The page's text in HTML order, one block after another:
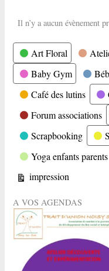
Il n’y a aucun évènement
Catégories
Art Floral
Baby Gym
Café des lutins
Forum associations
Scrapbooking
Yoga enfants parents
Vue
impression
A VOS AGENDAS